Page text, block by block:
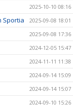
2025-10-10 08:16
Sportia 2025-09-08 18:01
2025-09-08 17:36
2024-12-05 15:47
2024-11-11 11:38
2024-09-14 15:09
2024-09-14 15:07
2024-09-10 15:26